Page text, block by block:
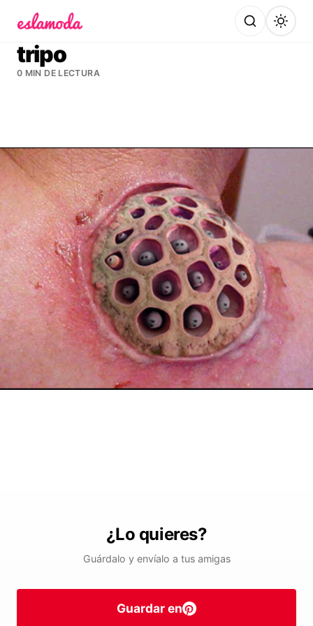
tripo
0 MIN DE LECTURA
¿Lo quieres?
Guárdalo y envíalo a tus amigas
Guardar en